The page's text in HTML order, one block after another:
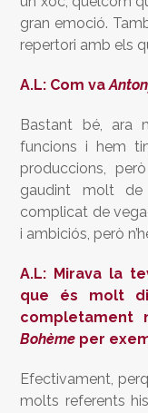
gran emoció.
repertori amb els
A.L: Com va
Bastant bé, ara
funcions i hem
produccions,
gaudint molt
complicat de
i ambiciós, però
A.L: Mirava la
que és molt
completament
Bohème per
Efectivament,
molts referents